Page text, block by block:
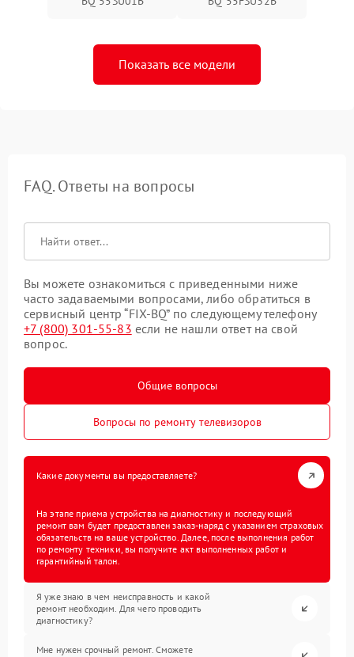
Показать все модели
FAQ. Ответы на вопросы
Вы можете ознакомиться с приведенными ниже
часто задаваемыми вопросами, либо обратиться в
сервисный центр “FIX-BQ” по следующему телефону
+7 (800) 301-55-83 если не нашли ответ на свой
вопрос.
Общие вопросы
Вопросы по ремонту телевизоров
Какие документы вы предоставляете?
На этапе приема устройства на диагностику и последующий
ремонт вам будет предоставлен заказ-наряд с указанием страховых
обязательств на ваше устройство. Далее, после выполнения работ
по ремонту техники, вы получите акт выполненных работ и
гарантийный талон.
Я уже знаю в чем неисправность и какой
ремонт необходим. Для чего проводить
диагностику?
Мне нужен срочный ремонт. Сможете